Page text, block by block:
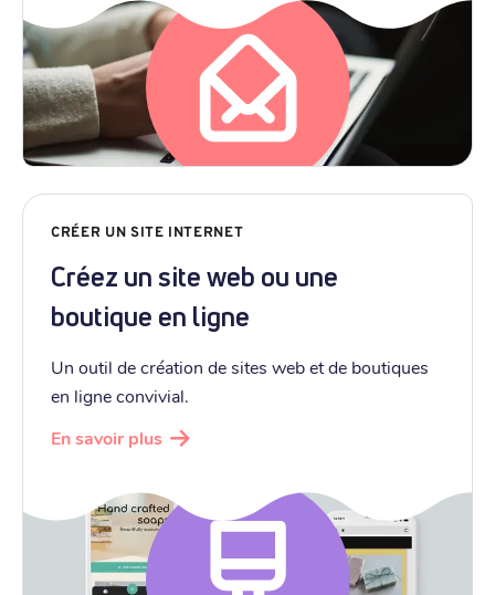
CRÉER UN SITE INTERNET
Créez un site web ou une
boutique en ligne
Un outil de création de sites web et de boutiques
en ligne convivial.
En savoir plus